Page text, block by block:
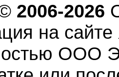
2006-2026
на сайте
ООО